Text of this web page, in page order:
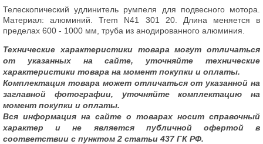
Телескопический удлинитель румпеля для подвесного мотора.
Материал: алюминий. Trem N41 301 20. Длина меняется в
пределах 600 - 1000 мм, труба из анодированного алюминия.
Технические характеристики товара могут отличаться
от указанных на сайте, уточняйте технические
характеристики товара на момент покупки и оплаты.
Комплектация товара может отличаться от указанной на
заглавной фотографии, уточняйте комплектацию на
момент покупки и оплаты.
Вся информация на сайте о товарах носит справочный
характер и не является публичной офертой в
соответствии с пунктом 2 статьи 437 ГК РФ.